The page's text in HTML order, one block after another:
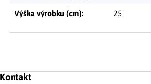
Výška výrobku (cm): 25
Zápatí
Kontakt